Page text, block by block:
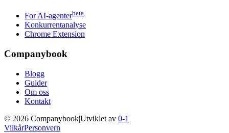
For AI-agenterbeta
Konkurrentanalyse
Chrome Extension
Companybook
Blogg
Guider
Om oss
Kontakt
© 2026 Companybook|Utviklet av 0-1
VilkårPersonvern